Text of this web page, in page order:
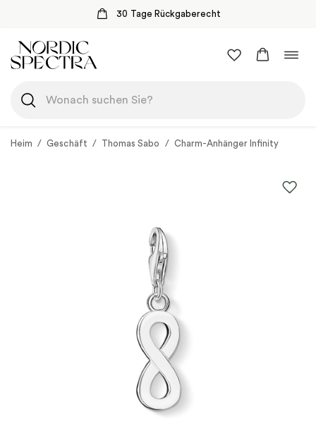
30 Tage Rückgaberecht
Inhalt
springen
Heim / Geschäft / Thomas Sabo / Charm-Anhänger Infinity